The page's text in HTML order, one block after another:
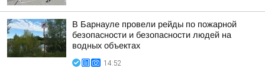
В Барнауле провели рейды по пожарной
безопасности и безопасности людей на
водных объектах
14:52